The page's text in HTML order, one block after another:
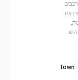
את
:
Town